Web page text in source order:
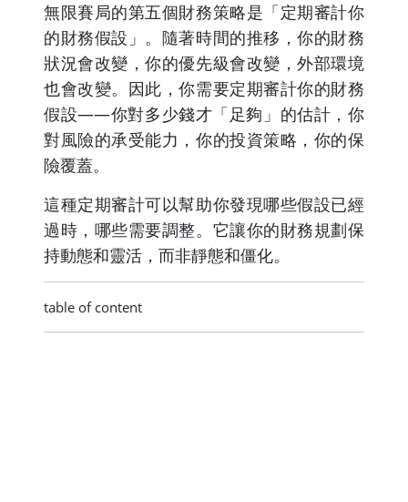
無限賽局的第五個財務策略是「定期審計你
的財務假設」。隨著時間的推移，你的財務
狀況會改變，你的優先級會改變，外部環境
也會改變。因此，你需要定期審計你的財務
假設——你對多少錢才「足夠」的估計，你
對風險的承受能力，你的投資策略，你的保
險覆蓋。
這種定期審計可以幫助你發現哪些假設已經
過時，哪些需要調整。它讓你的財務規劃保
持動態和靈活，而非靜態和僵化。
table of content